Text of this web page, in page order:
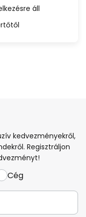
áll
kedvezményekről,
Regisztráljon
Cég